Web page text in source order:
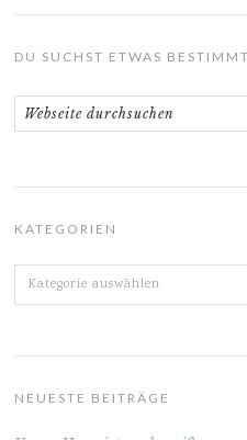
DU SUCHST ETWAS
KATEGORIEN
Kategorien
NEUESTE BEITRÄGE